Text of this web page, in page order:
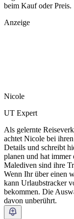
beim Kauf oder Preis.
Anzeige
Nicole
UT Expert
Als gelernte
achtet Nicole bei
Details und schreibt
planen und hat
Malediven sind ihre
Wenn Ihr über einen
kann Urlaubstracker
bekommen. Die
davon unberührt.